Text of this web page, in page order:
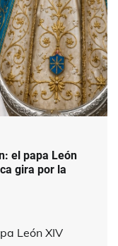
el papa León
gira por la
León XIV